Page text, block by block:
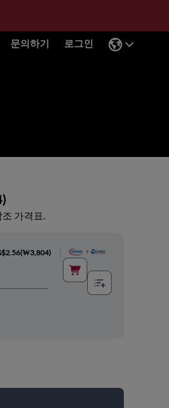
문의하기 로그인
)
가격표.
(₩3,804)